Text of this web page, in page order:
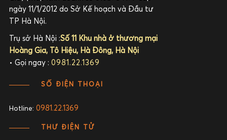
ngày 11/1/2012 do Sở Kế hoạch và Đầu tư
TP Hà Nội.
Trụ sở Hà Nội :Số 11 Khu nhà ở thương mại
Hoàng Gia, Tô Hiệu, Hà Đông, Hà Nội
• Gọi ngay : 0981.22.1369
SỐ ĐIỆN THOẠI
Hotline: 0981.22.1369
THƯ ĐIỆN TỬ